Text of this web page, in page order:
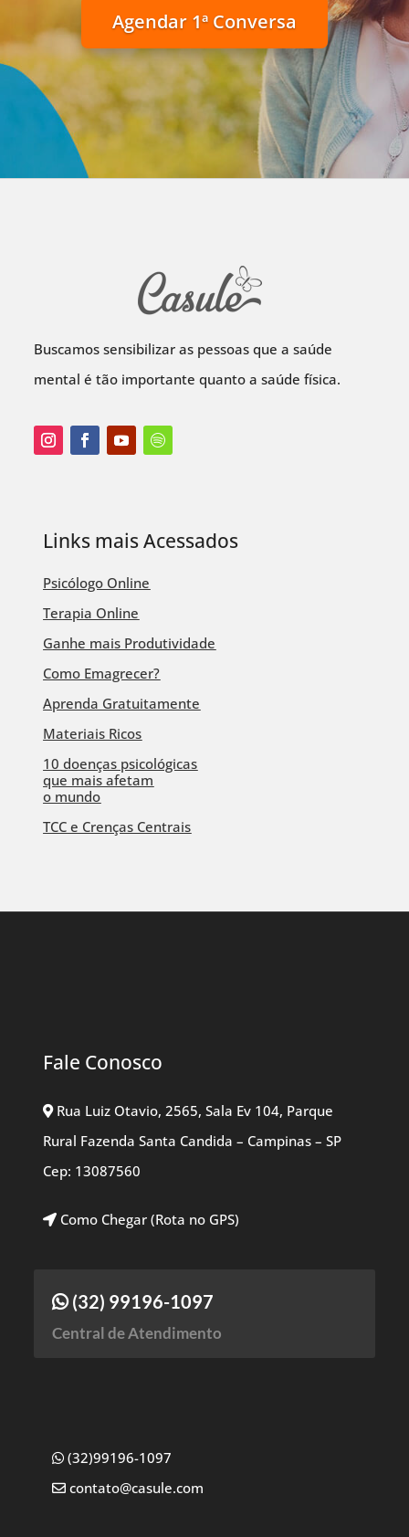
Agendar 1ª Conversa
Buscamos sensibilizar as pessoas que a saúde
mental é tão importante quanto a saúde física.
Links mais Acessados
Psicólogo Online
Terapia Online
Ganhe mais Produtividade
Como Emagrecer?
Aprenda Gratuitamente
Materiais Ricos
10 doenças psicológicas
que mais afetam
o mundo
TCC e Crenças Centrais
Fale Conosco
Rua Luiz Otavio, 2565, Sala Ev 104, Parque
Rural Fazenda Santa Candida – Campinas – SP
Cep: 13087560
Como Chegar (Rota no GPS)
(32) 99196-1097
Central de Atendimento
(32)99196-1097
contato@casule.com